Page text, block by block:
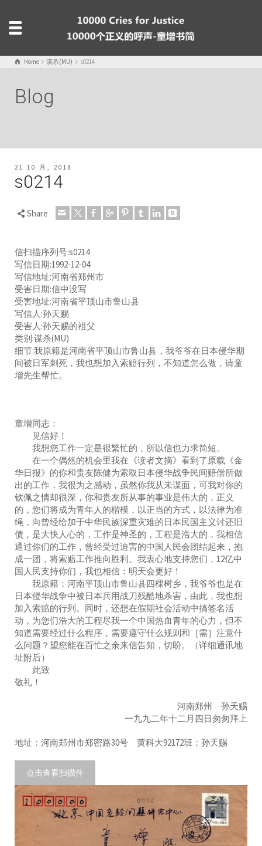
Home 谋杀(MU) s0214
Blog
21 10 月, 2018
s0214
Share
信扫描序列号:s0214
写信日期:1992-12-04
写信地址:河南省郑州市
受害日期:信中没写
受害地址:河南省平顶山市鲁山县
写信人:孙天赐
受害人:孙天赐的祖父
类别:谋杀(MU)
细节:我原籍是河南省平顶山市鲁山县，我爷爷在日本侵华期
间被日军刺死，我也想加入索赔行列，不知道怎么做，请童
增先生帮忙。
童增同志：
见信好！
我想您工作一定是很繁忙的，所以信也力求简短。
在一个偶然的机会里我在《读者文摘》看到了原载《金
华日报》的你和贵友陈健为索取日本侵华战争民间赔偿所做
出的工作，我很为之感动，虽然你我从未谋面，可我对你的
钦佩之情却很深，你和贵友所从事的事业是伟大的，正义
的，您们将成为青年人的楷模，以正当的方式，以法律为准
绳，向曾经给加于中华民族深重灾难的日本民国主义讨还旧
债，是大快人心的，工作是神圣的，工程是浩大的，我相信
通过你们的工作，曾经受过迫害的中国人民会团结起来，抱
成一团，将索赔工作推向胜利。我衷心地支持您们，12亿中
国人民支持你们，我也相信：明天会更好！
我原籍：河南平顶山市鲁山县四棵树乡，我爷爷也是在
日本侵华战争中被日本兵用战刀残酷地杀害，由此，我也想
加入索赔的行列。同时，还想在假期社会活动中搞签名活
动，为您们浩大的工程尽我一个中国热血青年的心力，但不
知道需要经过什么程序，需要遵守什么规则和［需］注意什
么问题？望您能在百忙之余来信告知，切盼。（详细通讯地
址附后）
此致
敬礼！
河南郑州 孙天赐
一九九二年十二月四日匆匆拜上
地址：河南郑州市郑密路30号 黄科大92172班：孙天赐